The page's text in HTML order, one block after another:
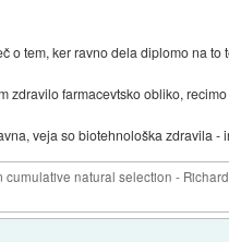
o tem, ker ravno dela diplomo na to
zdravilo farmacevtsko obliko,
veja so biotehnološka zdravila
natural selection -